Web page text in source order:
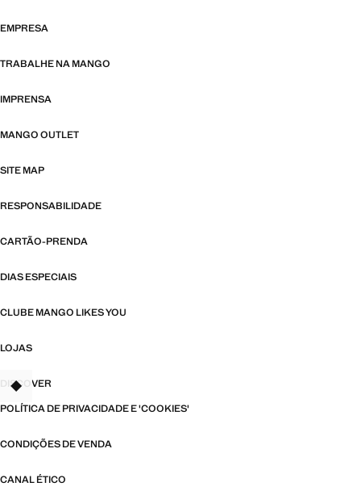
EMPRESA
TRABALHE NA MANGO
IMPRENSA
MANGO OUTLET
SITE MAP
RESPONSABILIDADE
CARTÃO-PRENDA
DIAS ESPECIAIS
CLUBE MANGO LIKES YOU
LOJAS
DISCOVER
POLÍTICA DE PRIVACIDADE E 'COOKIES'
CONDIÇÕES DE VENDA
CANAL ÉTICO